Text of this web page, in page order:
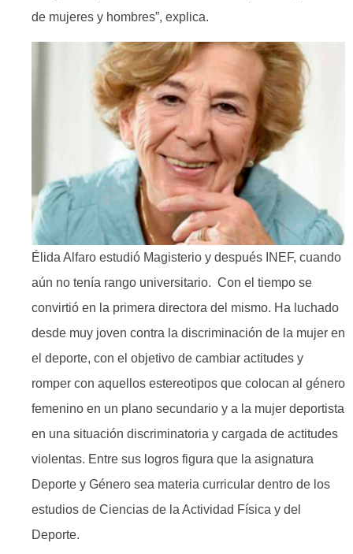
de mujeres y hombres”, explica.
Élida Alfaro estudió Magisterio y después INEF, cuando
aún no tenía rango universitario. Con el tiempo se
convirtió en la primera directora del mismo. Ha luchado
desde muy joven contra la discriminación de la mujer en
el deporte, con el objetivo de cambiar actitudes y
romper con aquellos estereotipos que colocan al género
femenino en un plano secundario y a la mujer deportista
en una situación discriminatoria y cargada de actitudes
violentas. Entre sus logros figura que la asignatura
Deporte y Género sea materia curricular dentro de los
estudios de Ciencias de la Actividad Física y del
Deporte.